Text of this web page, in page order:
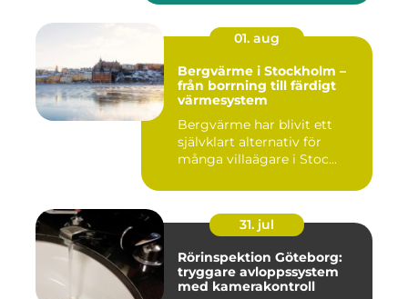
01. aug
Bergvärme i Stockholm –
från borrning till färdigt
värmesystem
Bergvärme har blivit ett
självklart alternativ för
många villaägare i Stoc...
31. jul
Rörinspektion Göteborg:
tryggare avloppssystem
med kamerakontroll